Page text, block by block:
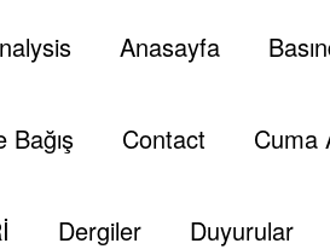
Anasayfa
Bağış Contact Cuma
Dergiler Duyurular